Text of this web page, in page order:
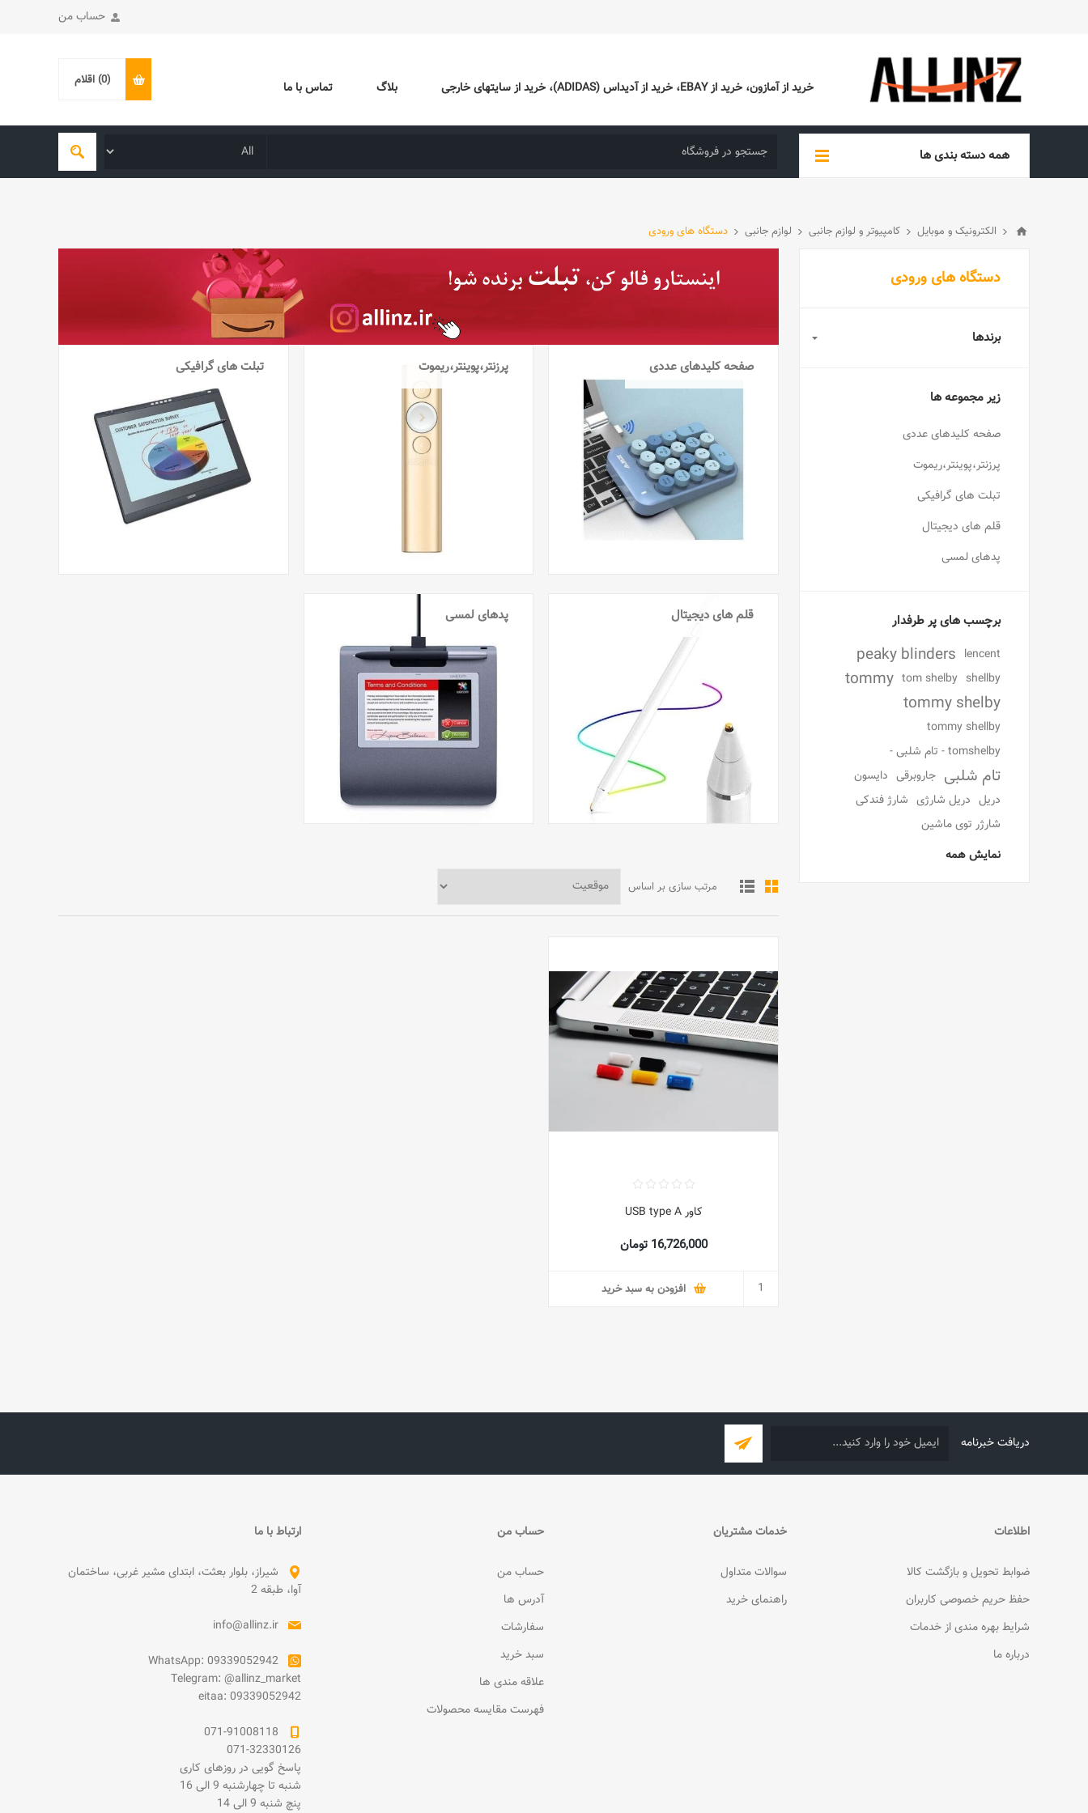
حساب من
خرید از آمازون، خرید از EBAY، خرید از آدیداس (ADIDAS)، خرید از سایتهای خارجی بلاگ تماس با ما (0) اقلام
همه دسته بندی ها
الکترونیک و موبایل کامپیوتر و لوازم جانبی لوازم جانبی دستگاه های ورودی
صفحه کلیدهای عددی پرزنتر،پوینتر،ریموت تبلت های گرافیکی
قلم های دیجیتال پدهای لمسی
مرتب سازی بر اساس
کاور USB type A
16,726,000 تومان
افزودن به سبد خرید
دستگاه های ورودی
برندها
زیر مجموعه ها
صفحه کلیدهای عددی
پرزنتر،پوینتر،ریموت
تبلت های گرافیکی
قلم های دیجیتال
پدهای لمسی
برچسب های پر طرفدار
lencent
peaky blinders
shellby
tom shelby
tommy
tommy shelby
tommy shellby
tomshelby - تام شلبی -
تام شلبی جاروبرقی دایسون
دریل دریل شارژی شارژ فندکی
شارژر توی ماشین
نمایش همه
دریافت خبرنامه
اطلاعات
ضوابط تحویل و بازگشت کالا
حفظ حریم خصوصی کاربران
شرایط بهره مندی از خدمات
درباره ما
خدمات مشتریان
سوالات متداول
راهنمای خرید
حساب من
حساب من
آدرس ها
سفارشات
سبد خرید
علاقه مندی ها
فهرست مقایسه محصولات
ارتباط با ما
شیراز، بلوار بعثت، ابتدای مشیر غربی، ساختمان
آوا، طبقه 2
info@allinz.ir
WhatsApp: 09339052942
Telegram: @allinz_market
eitaa: 09339052942
071-91008118
071-32330126
پاسخ گویی در روزهای کاری
شنبه تا چهارشنبه 9 الی 16
پنچ شنبه 9 الی 14